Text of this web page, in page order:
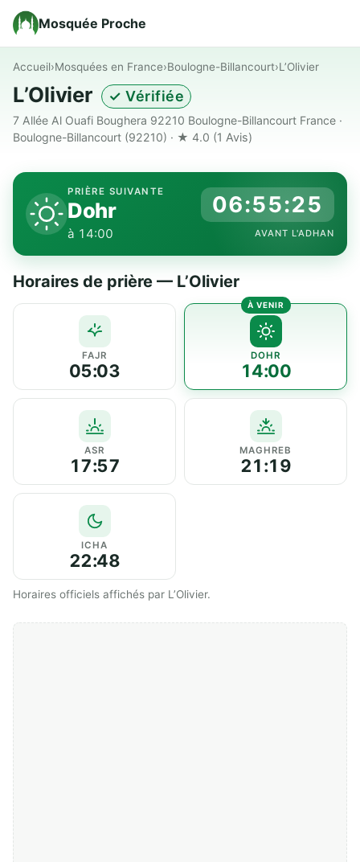
Mosquée Proche
Accueil›Mosquées en France›Boulogne-Billancourt›L’Olivier
L’Olivier ✓ Vérifiée
7 Allée Al Ouafi Boughera 92210 Boulogne-Billancourt France ·
Boulogne-Billancourt (92210) · ★ 4.0 (1 Avis)
PRIÈRE SUIVANTE
Dohr
à 14:00
06:55:24
AVANT L'ADHAN
Horaires de prière — L’Olivier
FAJR
05:03
DOHR
14:00
ASR
17:57
MAGHREB
21:19
ICHA
22:48
Horaires officiels affichés par L’Olivier.